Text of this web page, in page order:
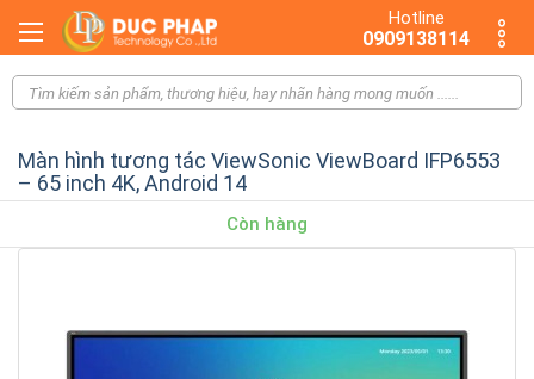
Hotline
0909138114
Màn hình tương tác ViewSonic ViewBoard IFP6553
– 65 inch 4K, Android 14
Còn hàng